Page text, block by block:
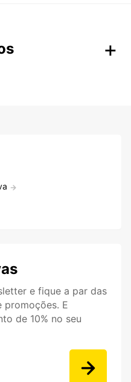
e fique a par das
promoções. E
de 10% no seu